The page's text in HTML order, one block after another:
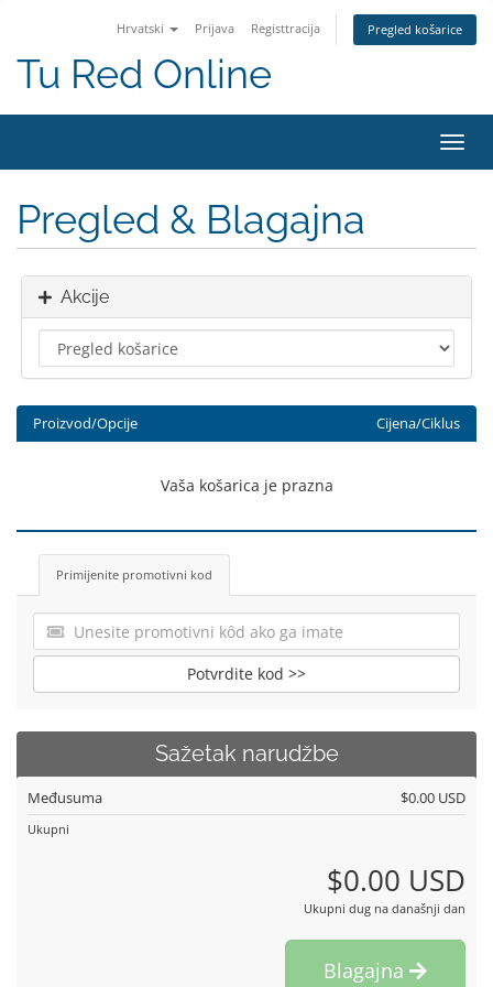
Hrvatski Prijava Registtracija Pregled košarice
Tu Red Online
Pregled & Blagajna
Akcije
Proizvod/Opcije Cijena/Ciklus
Vaša košarica je prazna
Primijenite promotivni kod
Potvrdite kod >>
Sažetak narudžbe
Međusuma $0.00 USD
Ukupni
$0.00 USD
Ukupni dug na današnji dan
Blagajna